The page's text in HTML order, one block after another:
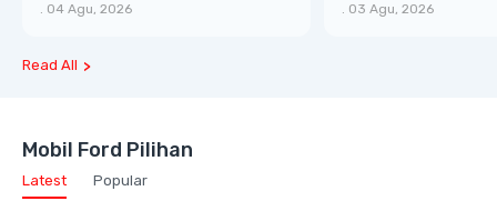
. 04 Agu, 2026 . 03 Agu, 2026
Read All
Mobil Ford Pilihan
Latest Popular